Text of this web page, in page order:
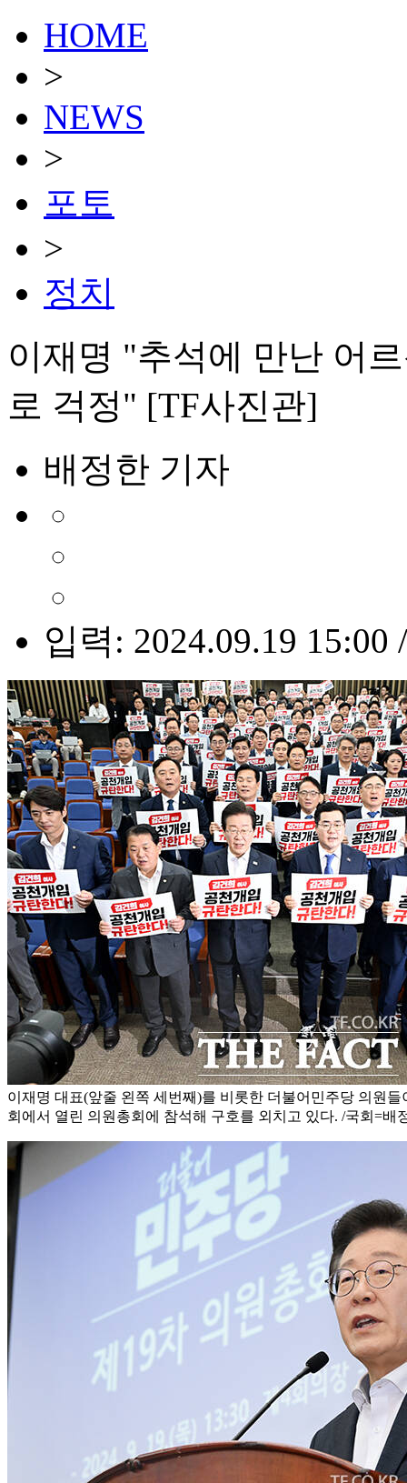
HOME
>
NEWS
>
포토
>
정치
이재명 "추석에 만난 어
로 걱정" [TF사진관]
배정한 기자
입력: 2024.09.19 15:00
이재명 대표(앞줄 왼쪽 세번째)를 비롯한 더불어민주당 의원들
회에서 열린 의원총회에 참석해 구호를 외치고 있다. /국회=배